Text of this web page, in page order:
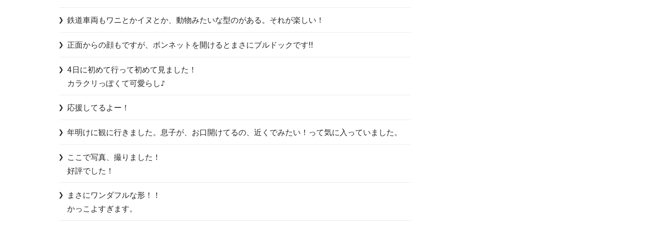
鉄道車両もワニとかイヌとか、動物みたいな型のがある。それが楽しい！
正面からの顔もですが、ボンネットを開けるとまさにブルドックです‼️
4日に初めて行って初めて見ました！
カラクリっぽくて可愛らし♪
応援してるよー！
年明けに観に行きました。息子が、お口開けてるの、近くでみたい！って気に入っていました。
ここで写真、撮りました！
まさにワンダフルな形！！
かっこよすぎます。